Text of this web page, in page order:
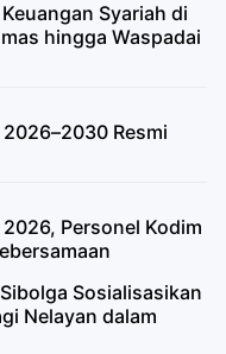
Syariah di
hingga Waspadai
Resmi
Personel Kodim
Sosialisasikan
Nelayan dalam